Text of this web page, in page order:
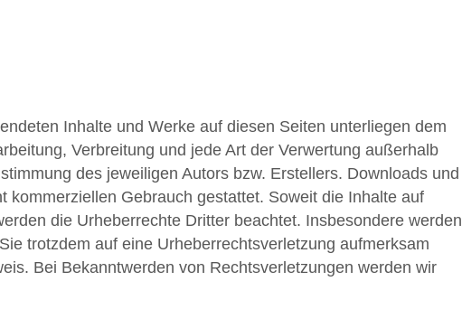
Inhalte und Werke auf diesen Seiten unterliegen dem
Verbreitung und jede Art der Verwertung außerhalb
des jeweiligen Autors bzw. Erstellers. Downloads und
kommerziellen Gebrauch gestattet. Soweit die Inhalte auf
die Urheberrechte Dritter beachtet. Insbesondere werden
trotzdem auf eine Urheberrechtsverletzung aufmerksam
Bei Bekanntwerden von Rechtsverletzungen werden wir